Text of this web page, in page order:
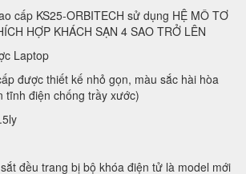
cấp KS25-ORBITECH sử dụng HỆ MÔ TƠ
HỢP KHÁCH SẠN 4 SAO TRỞ LÊN
Laptop
được thiết kế nhỏ gọn, màu sắc hài hòa
tĩnh điện chống trầy xước)
đều trang bị bộ khóa điện tử là model mới